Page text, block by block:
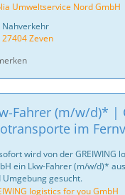
Umweltservice Nord GmbH
Nahverkehr
27404 Zeven
Fahrer (m/w/d)* |
im
wird von der GREIWING
ein Lkw-Fahrer (m/w/d)*
Umgebung gesucht.
logistics for you GmbH